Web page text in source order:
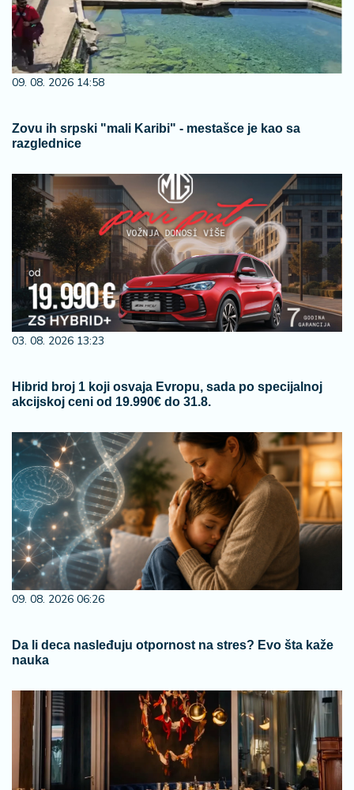
09. 08. 2026 14:58
Zovu ih srpski "mali Karibi" - mestašce je kao sa
razglednice
03. 08. 2026 13:23
Hibrid broj 1 koji osvaja Evropu, sada po specijalnoj
akcijskoj ceni od 19.990€ do 31.8.
09. 08. 2026 06:26
Da li deca nasleđuju otpornost na stres? Evo šta kaže
nauka